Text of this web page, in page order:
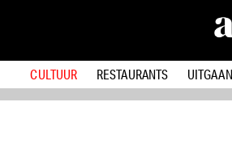
CULTUUR RESTAURANTS UITGAAN